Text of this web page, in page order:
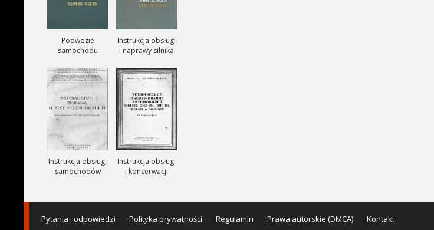
Podwozie
samochodu
Instrukcja obsługi
i naprawy silnika
Instrukcja obsługi
samochodów
Instrukcja obsługi
i konserwacji
ZIŁ-157, ZIŁ-157K
Pytania i odpowiedzi Polityka prywatności Regulamin Prawa autorskie (DMCA) Kontakt